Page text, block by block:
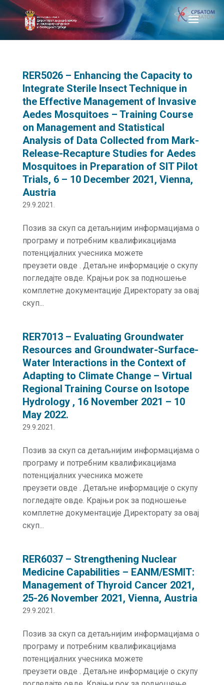
RER5026 – Enhancing the Capacity to
Integrate Sterile Insect Technique in
the Effective Management of Invasive
Aedes Mosquitoes – Training Course
on Management and Statistical
Analysis of Data Collected from Mark-
Release-Recapture Studies for Aedes
Mosquitoes in Preparation of SIT Pilot
Trials, 6 – 10 December 2021, Vienna,
Austria
29.9.2021.
Позив за скуп са детаљнијим информацијама о
програму и потребним квалификацијама
потенцијалних учесника можете
преузети овде . Детаљне информације о скупу
погледајте овде. Крајњи рок за подношење
комплетне документације Директорату за овај
скуп...
RER7013 – Evaluating Groundwater
Resources and Groundwater-Surface-
Water Interactions in the Context of
Adapting to Climate Change – Virtual
Regional Training Course on Isotope
Hydrology , 16 November 2021 – 10
May 2022.
29.9.2021.
Позив за скуп са детаљнијим информацијама о
програму и потребним квалификацијама
потенцијалних учесника можете
преузети овде . Детаљне информације о скупу
погледајте овде. Крајњи рок за подношење
комплетне документације Директорату за овај
скуп...
RER6037 – Strengthening Nuclear
Medicine Capabilities – EANM/ESMIT:
Management of Thyroid Cancer 2021,
25-26 November 2021, Vienna, Austria
29.9.2021.
Позив за скуп са детаљнијим информацијама о
програму и потребним квалификацијама
потенцијалних учесника можете
преузети овде . Детаљне информације о скупу